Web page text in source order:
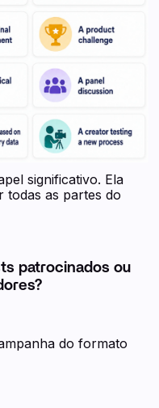
significativo. Ela
todas as partes do
patrocinados ou
do formato